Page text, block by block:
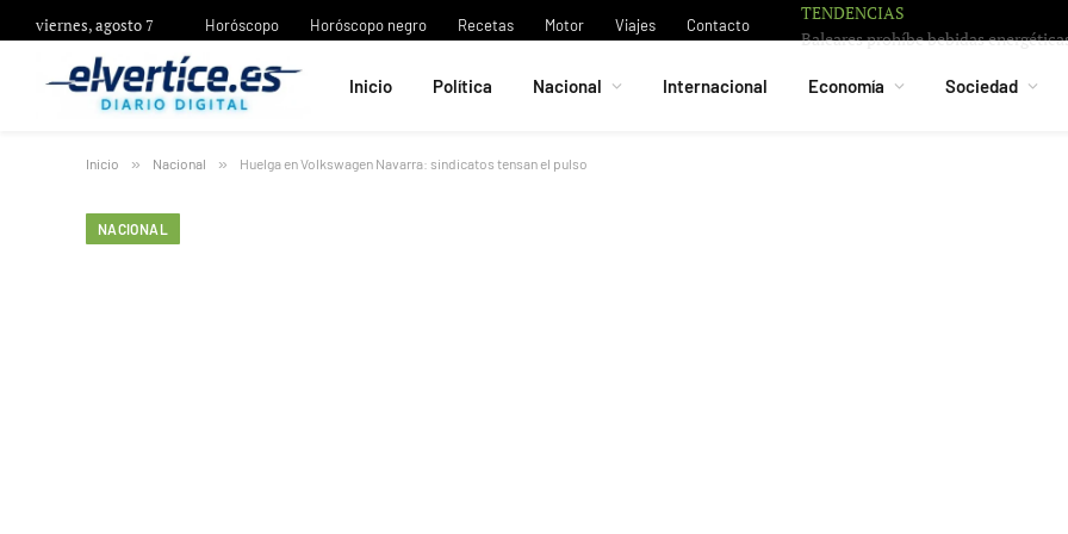
viernes, agosto 7 Horóscopo Horóscopo negro Recetas Motor Viajes Contacto
TENDENCIAS
Inicio Política Nacional Internacional Economía Sociedad
Inicio » Nacional » Huelga en Volkswagen Navarra: sindicatos tensan el pulso
NACIONAL